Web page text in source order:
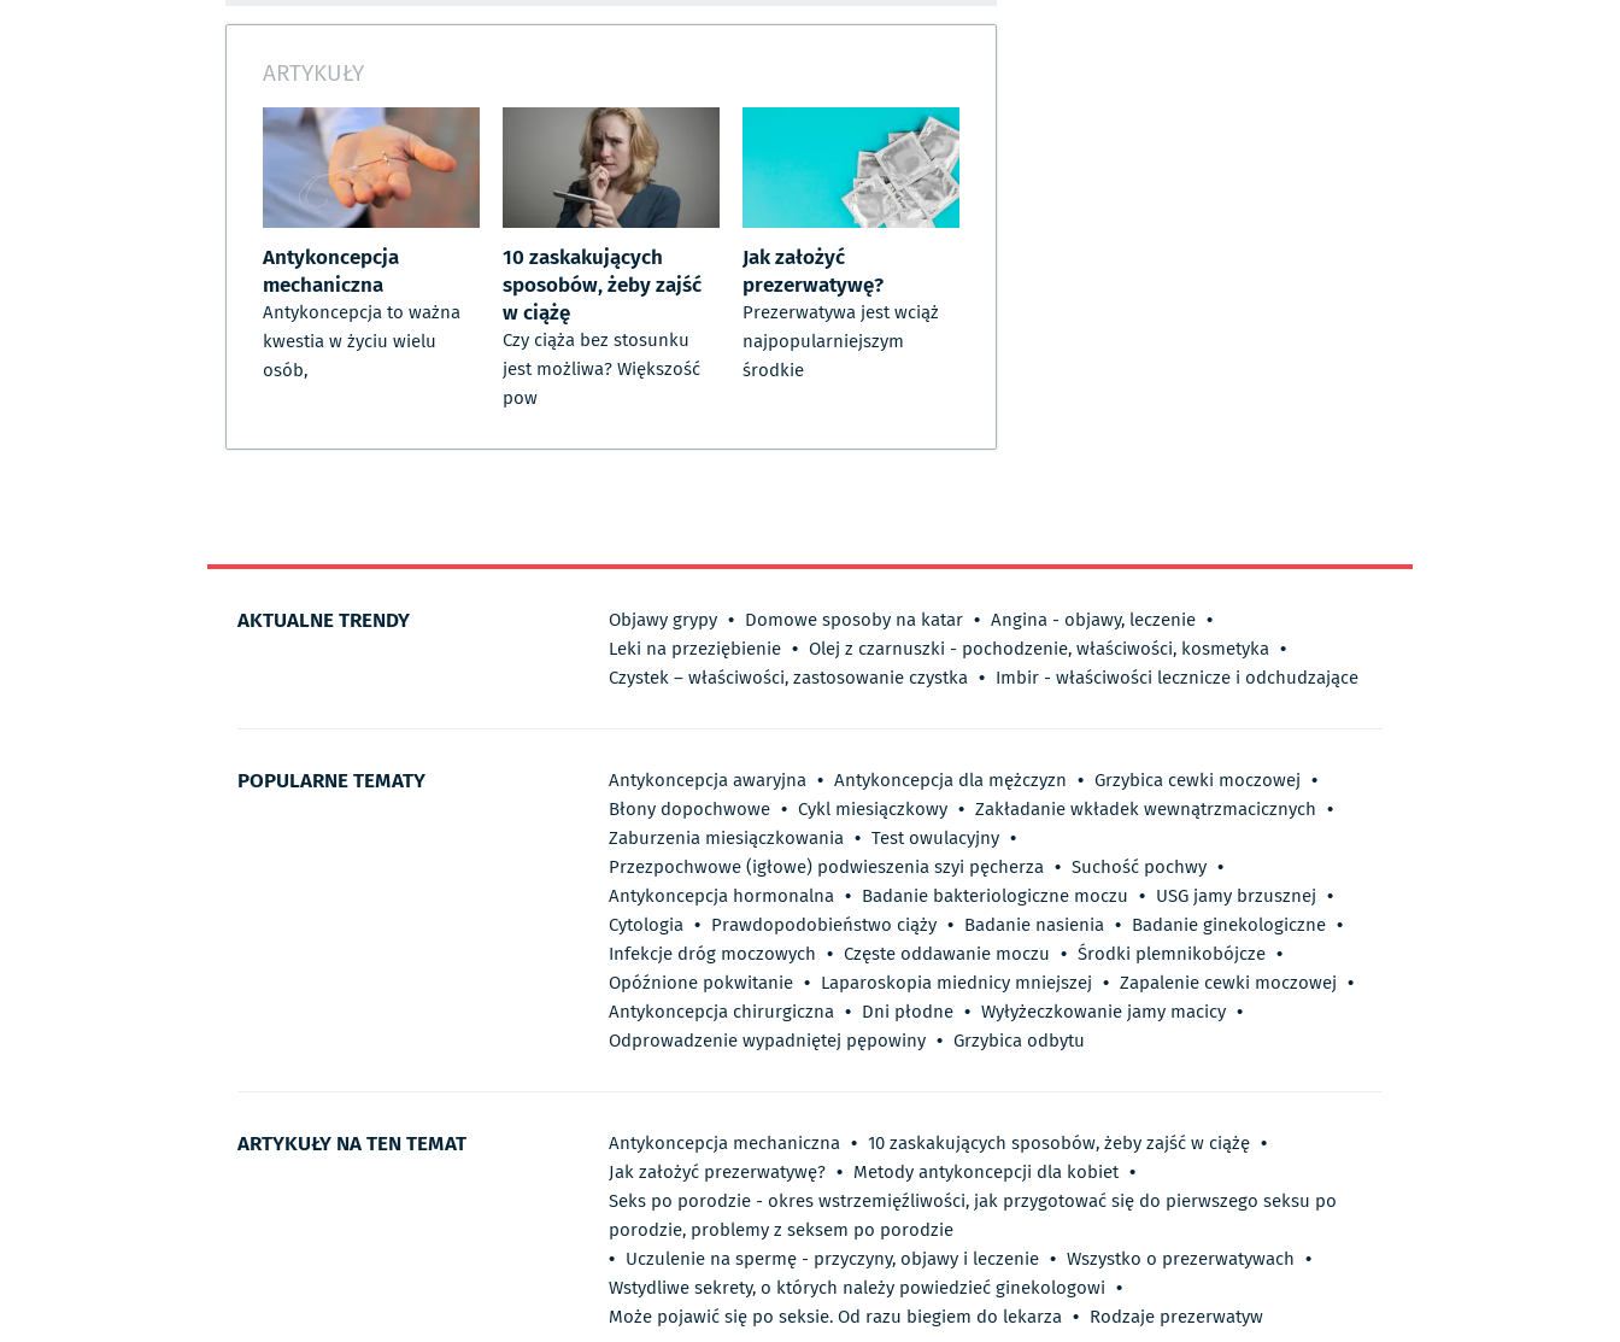
ARTYKUŁY
Antykoncepcja
mechaniczna
Antykoncepcja to ważna
kwestia w życiu wielu
osób,
10 zaskakujących
sposobów, żeby zajść
w ciążę
Czy ciąża bez stosunku
jest możliwa? Większość
pow
Jak założyć
prezerwatywę?
Prezerwatywa jest wciąż
najpopularniejszym
środkie
AKTUALNE TRENDY Objawy grypy • Domowe sposoby na katar • Angina - objawy, leczenie •
Leki na przeziębienie • Olej z czarnuszki - pochodzenie, właściwości, kosmetyka •
Czystek – właściwości, zastosowanie czystka • Imbir - właściwości lecznicze i odchudzające
POPULARNE TEMATY Antykoncepcja awaryjna • Antykoncepcja dla mężczyzn • Grzybica cewki moczowej •
Błony dopochwowe • Cykl miesiączkowy • Zakładanie wkładek wewnątrzmacicznych •
Zaburzenia miesiączkowania • Test owulacyjny •
Przezpochwowe (igłowe) podwieszenia szyi pęcherza • Suchość pochwy •
Antykoncepcja hormonalna • Badanie bakteriologiczne moczu • USG jamy brzusznej •
Cytologia • Prawdopodobieństwo ciąży • Badanie nasienia • Badanie ginekologiczne •
Infekcje dróg moczowych • Częste oddawanie moczu • Środki plemnikobójcze •
Opóźnione pokwitanie • Laparoskopia miednicy mniejszej • Zapalenie cewki moczowej •
Antykoncepcja chirurgiczna • Dni płodne • Wyłyżeczkowanie jamy macicy •
Odprowadzenie wypadniętej pępowiny • Grzybica odbytu
ARTYKUŁY NA TEN TEMAT Antykoncepcja mechaniczna • 10 zaskakujących sposobów, żeby zajść w ciążę •
Jak założyć prezerwatywę? • Metody antykoncepcji dla kobiet •
Seks po porodzie - okres wstrzemięźliwości, jak przygotować się do pierwszego seksu po
porodzie, problemy z seksem po porodzie
• Uczulenie na spermę - przyczyny, objawy i leczenie • Wszystko o prezerwatywach •
Wstydliwe sekrety, o których należy powiedzieć ginekologowi •
Może pojawić się po seksie. Od razu biegiem do lekarza • Rodzaje prezerwatyw